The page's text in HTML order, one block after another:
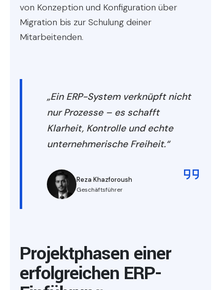
von Konzeption und Konfiguration über
Migration bis zur Schulung deiner
Mitarbeitenden.
„Ein ERP-System verknüpft nicht
nur Prozesse – es schafft
Klarheit, Kontrolle und echte
unternehmerische Freiheit.“
Reza Khazforoush
Geschäftsführer
Projektphasen einer
erfolgreichen ERP-